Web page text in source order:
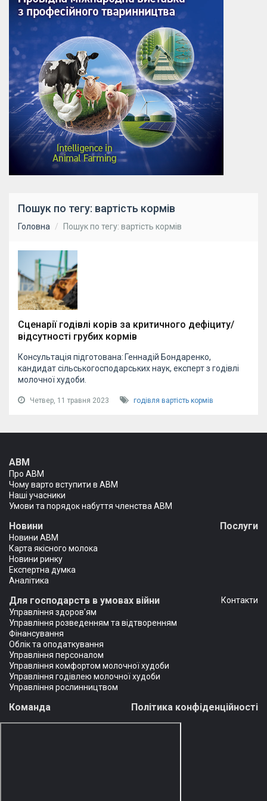
Пошук по тегу: вартість кормів
Головна Пошук по тегу: вартість кормів
Сценарії годівлі корів за критичного дефіциту/
відсутності грубих кормів
Консультація підготована: Геннадій Бондаренко,
кандидат сільськогосподарських наук, експерт з годівлі
молочної худоби.
Четвер, 11 травня 2023 годівля вартість кормів
АВМ
Про АВМ
Чому варто вступити в АВМ
Наші учасники
Умови та порядок набуття членства АВМ
Новини
Новини АВМ
Карта якісного молока
Новини ринку
Експертна думка
Аналітика
Послуги
Для господарств в умовах війни
Управління здоров'ям
Управління розведенням та відтворенням
Фінансування
Облік та оподаткування
Управління персоналом
Управління комфортом молочної худоби
Управління годівлею молочної худоби
Управління рослинництвом
Контакти
Команда Політика конфіденційності